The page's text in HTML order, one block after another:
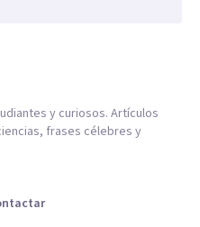
y curiosos. Artículos
frases célebres y